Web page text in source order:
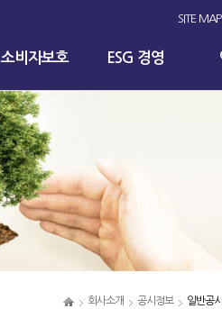
SITE MAP
소비자보호 ESG 경영
회사소개 공시정보 일반공시